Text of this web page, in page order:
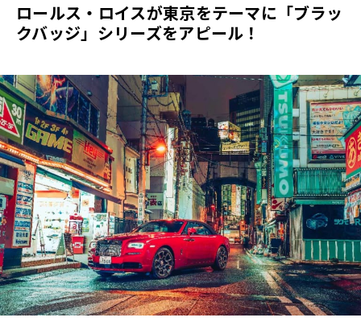
ロールス・ロイスが東京をテーマに「ブラッ
クバッジ」シリーズをアピール！